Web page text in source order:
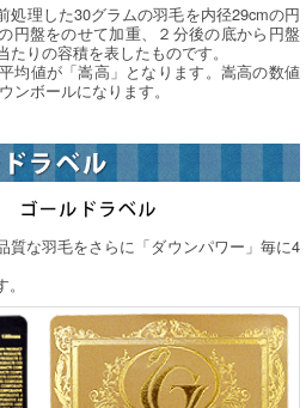
処理した30グラムの羽毛を内径29cmの円
円盤をのせて加重、２分後の底から円盤
りの容積を表したものです。
均値が「嵩高」となります。嵩高の数値
ンボールになります。
質な羽毛をさらに「ダウンパワー」毎に4